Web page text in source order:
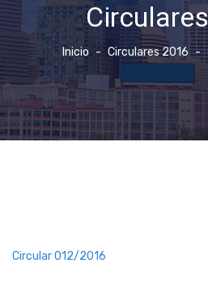
Inicio Circulares 2016
Circular 012/2016